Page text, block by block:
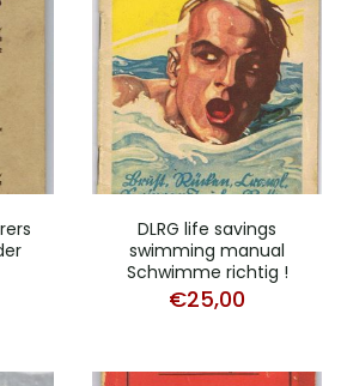
DLRG life savings
swimming manual
Schwimme richtig !
€25,00